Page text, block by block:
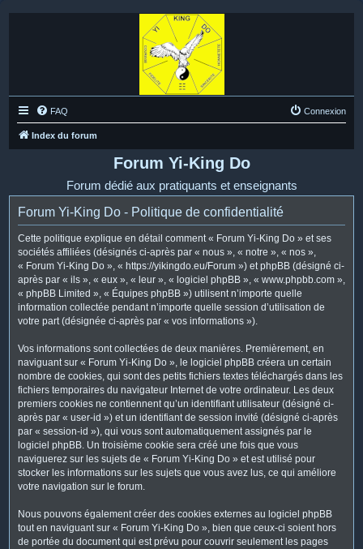
FAQ Connexion
Index du forum
Forum Yi-King Do
Forum dédié aux pratiquants et enseignants
Forum Yi-King Do - Politique de confidentialité
Cette politique explique en détail comment « Forum Yi-King Do » et ses
sociétés affiliées (désignés ci-après par « nous », « notre », « nos »,
« Forum Yi-King Do », « https://yikingdo.eu/Forum ») et phpBB (désigné ci-
après par « ils », « eux », « leur », « logiciel phpBB », « www.phpbb.com »,
« phpBB Limited », « Équipes phpBB ») utilisent n’importe quelle
information collectée pendant n’importe quelle session d’utilisation de
votre part (désignée ci-après par « vos informations »).
Vos informations sont collectées de deux manières. Premièrement, en
naviguant sur « Forum Yi-King Do », le logiciel phpBB créera un certain
nombre de cookies, qui sont des petits fichiers textes téléchargés dans les
fichiers temporaires du navigateur Internet de votre ordinateur. Les deux
premiers cookies ne contiennent qu’un identifiant utilisateur (désigné ci-
après par « user-id ») et un identifiant de session invité (désigné ci-après
par « session-id »), qui vous sont automatiquement assignés par le
logiciel phpBB. Un troisième cookie sera créé une fois que vous
naviguerez sur les sujets de « Forum Yi-King Do » et est utilisé pour
stocker les informations sur les sujets que vous avez lus, ce qui améliore
votre navigation sur le forum.
Nous pouvons également créer des cookies externes au logiciel phpBB
tout en naviguant sur « Forum Yi-King Do », bien que ceux-ci soient hors
de portée du document qui est prévu pour couvrir seulement les pages